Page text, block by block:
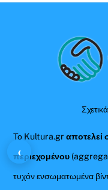
Το Kultura.grαποτελεί
περιεχομένου
τυχόν ενσωματωμένα
‹